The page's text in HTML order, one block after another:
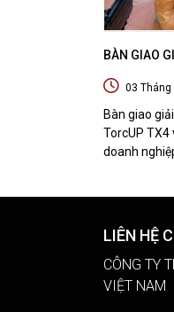
BÀN GIAO
ÁN 03 Tháng
Bàn giao
TorcUP
doanh
LIÊN HỆ
CÔNG TY
VIỆT NAM